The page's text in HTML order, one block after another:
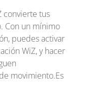
convierte tus
Con un mínimo
puedes activar
WiZ, y hacer
movimiento.Es